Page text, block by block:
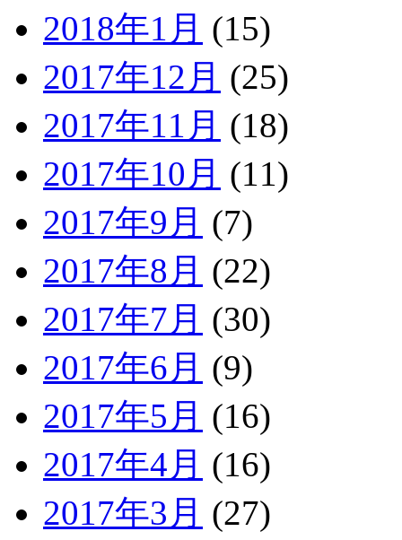
2018年1月 (15)
2017年12月 (25)
2017年11月 (18)
2017年10月 (11)
2017年9月 (7)
2017年8月 (22)
2017年7月 (30)
2017年6月 (9)
2017年5月 (16)
2017年4月 (16)
2017年3月 (27)